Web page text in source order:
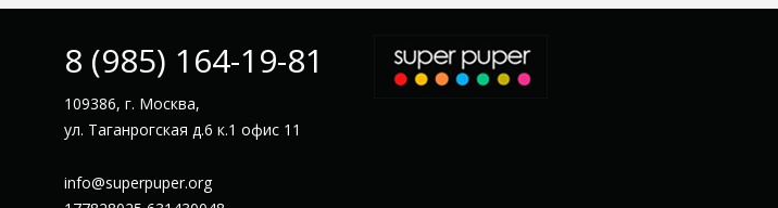
8 (985) 164-19-81
109386, г. Москва,
ул. Таганрогская д.6 к.1 офис 11
info@superpuper.org